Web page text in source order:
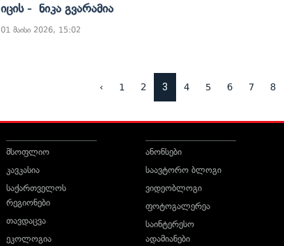
Იცის - Ნიკა Გვარამია
01 მაისი 2026, 15:02
‹ 1 2 3 4 5 6 7 8
მსოფლიო
კავკასია
საქართველოს
რეგიონები
თავდაცვა
ეკოლოგია
ანონსები
საავტორო ბლოგი
ვიდეობლოგი
ფოტოგალერეა
საინტერესო
ადამიანები